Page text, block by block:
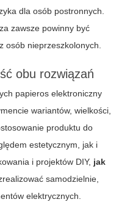
dla osób postronnych.
zawsze powinny być
osób nieprzeszkolonych.
obu rozwiązań
papieros elektroniczny
wariantów, wielkości,
produktu do
estetycznym, jak i
i projektów DIY, jak
samodzielnie,
elektrycznych.